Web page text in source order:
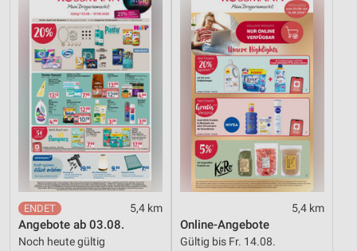
5,4 km
Angebote ab 03.08.
Noch heute gültig
5,4 km
Online-Angebote
Gültig bis Fr. 14.08.